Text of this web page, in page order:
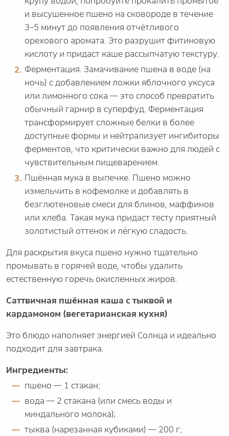
и высушенное пшено на сковороде в течение
3–5 минут до появления отчётливого
орехового аромата. Это разрушит фитиновую
кислоту и придаст каше рассыпчатую текстуру.
Ферментация. Замачивание пшена в воде (на
ночь) с добавлением ложки яблочного уксуса
или лимонного сока — это способ превратить
обычный гарнир в суперфуд. Ферментация
трансформирует сложные белки в более
доступные формы и нейтрализует ингибиторы
ферментов, что критически важно для людей с
чувствительным пищеварением.
Пшённая мука в выпечке. Пшено можно
измельчить в кофемолке и добавлять в
безглютеновые смеси для блинов, маффинов
или хлеба. Такая мука придаст тесту приятный
золотистый оттенок и лёгкую сладость.
Для раскрытия вкуса пшено нужно тщательно
промывать в горячей воде, чтобы удалить
естественную горечь окисленных жиров.
Саттвичная пшённая каша с тыквой и
кардамоном (вегетарианская кухня)
Это блюдо наполняет энергией Солнца и идеально
подходит для завтрака.
Ингредиенты:
пшено — 1 стакан;
вода — 2 стакана (или смесь воды и
миндального молока);
тыква (нарезанная кубиками) — 200 г;